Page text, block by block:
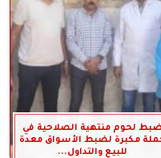
ضبط لحوم منتهية الصلاحية في
مكبرة لضبط الأسواق معدة
للبيع والتداول...